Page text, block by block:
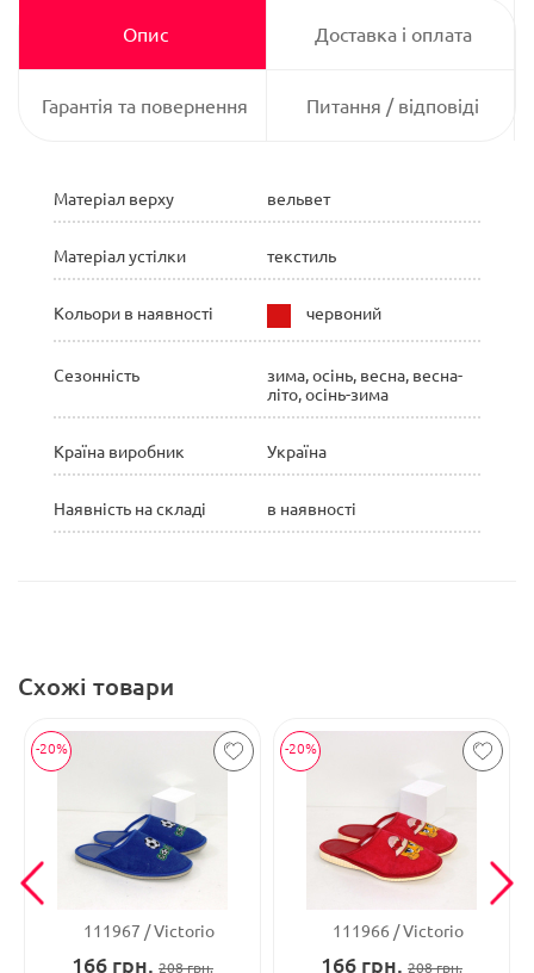
Опис Доставка і оплата
Гарантія та повернення Питання / відповіді
Матеріал верху вельвет
Матеріал устілки текстиль
Кольори в наявності червоний
Сезонність
зима, осінь, весна, весна-
літо, осінь-зима
Країна виробник Україна
Наявність на складі в наявності
Схожі товари
-20%
111967 Victorio
166 грн. 208грн.
-20%
111966 Victorio
166 грн. 208грн.